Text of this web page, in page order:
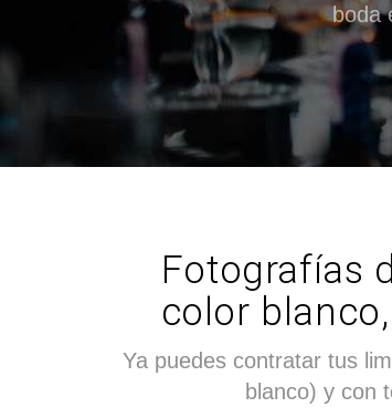
boda
Fotografías
color
Ya puedes contratar tus
blanco) y con